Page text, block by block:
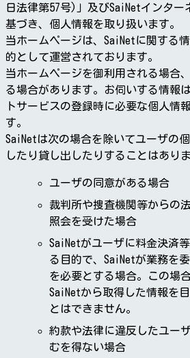
日法律第57号)」及びSaiNetインター
基づき、個人情報を取り扱います。
当ホームページは、SaiNetに関する
的として運営されております。
当ホームページを御利用される場合
る場合があります。お伺いする情報
トサービスの登録時に必要な個人情
す。
SaiNetは次の場合を除いてユーザの
したり貸し出したりすることはありま
ユーザの同意がある場合
裁判所や捜査機関等からの
照会を受けた場合
SaiNetがユーザに料金決済
る目的で、SaiNetが業務を
を必要とする場合。この場
SaiNetから取得した情報を
とはできません。
約款や法律に違反したユー
むを得ない場合